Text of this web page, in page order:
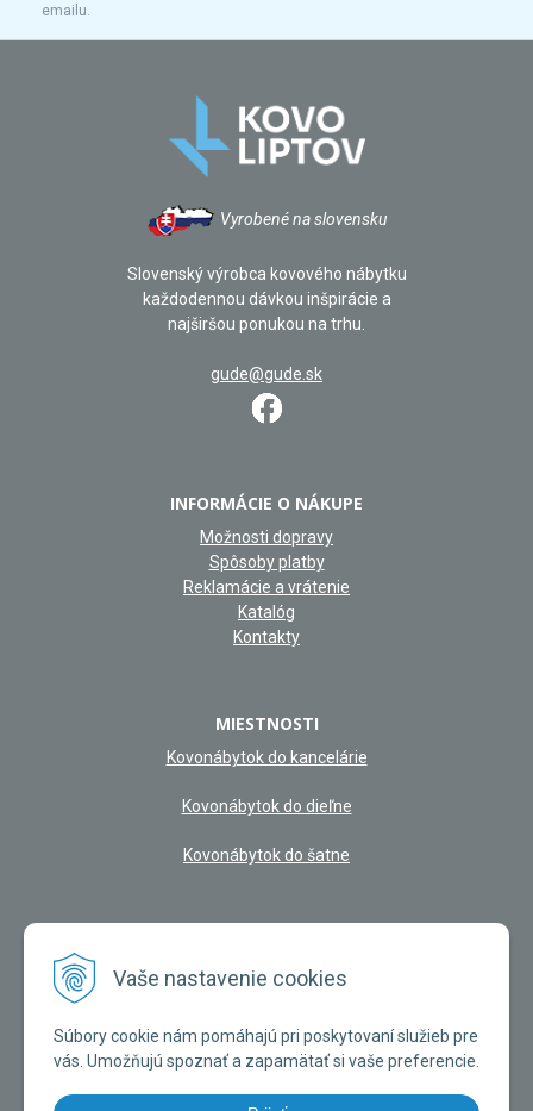
Vaše nastavenie cookies
Súbory cookie nám pomáhajú pri poskytovaní služieb pre
vás. Umožňujú spoznať a zapamätať si vaše preferencie.
emailu.
Vyrobené na slovensku
Slovenský výrobca kovového nábytku
každodennou dávkou inšpirácie a
najširšou ponukou na trhu.
gude@gude.sk
INFORMÁCIE O NÁKUPE
Možnosti dopravy
Spôsoby platby
Reklamácie a vrátenie
Katalóg
Kontakty
MIESTNOSTI
Kovonábytok do kancelárie
Kovonábytok do dieľne
Kovonábytok do šatne